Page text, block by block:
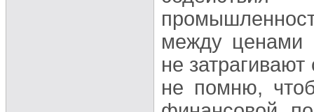
между ценами
не
не помню,